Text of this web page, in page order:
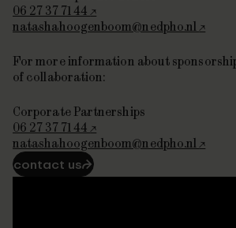
06 27 37 71 44
natashahoogenboom@nedpho.nl
For more information about
of collaboration:
Corporate Partnerships
06 27 37 71 44
natashahoogenboom@nedpho.nl
contact us⮫